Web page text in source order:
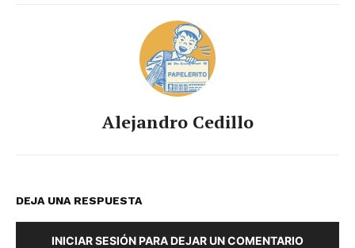
Alejandro Cedillo
DEJA UNA RESPUESTA
INICIAR SESIÓN PARA DEJAR UN COMENTARIO